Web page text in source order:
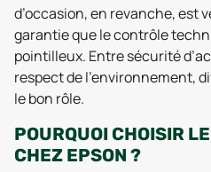
d’occasion, en revanche, est
garantie que le contrôle
pointilleux. Entre sécurité
respect de l’environnement,
le bon rôle.
POURQUOI CHOISIR
CHEZ EPSON ?